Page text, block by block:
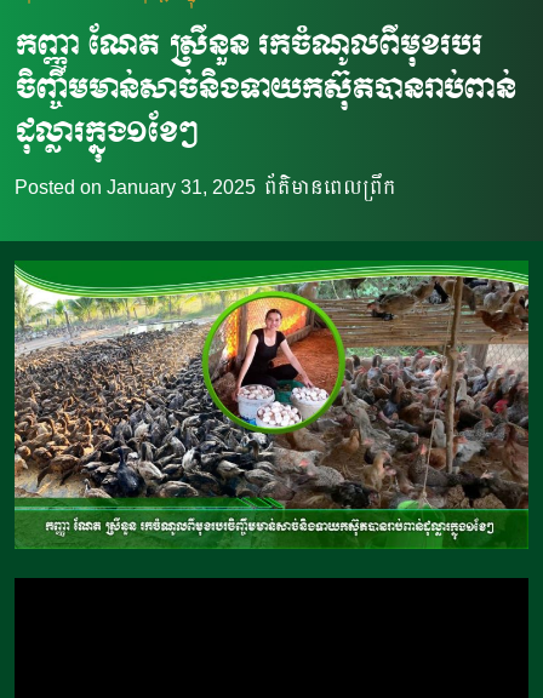
កញ្ញា ណែត ស្រីនួន រកចំណូលពីមុខរបរ
ចិញ្ចឹមមាន់សាច់និងទាយកស៊ុតបានរាប់ពាន់
ដុល្លារក្នុង១ខែៗ
Posted on January 31, 2025 ព័ត៌មានពេលព្រឹក